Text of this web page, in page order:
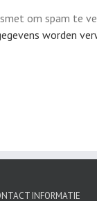
om spam te
worden
INFORMATIE